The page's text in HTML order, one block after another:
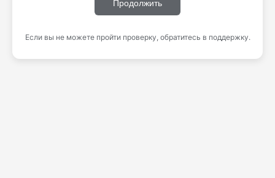
Продолжить
Если вы не можете пройти проверку, обратитесь в поддержку.